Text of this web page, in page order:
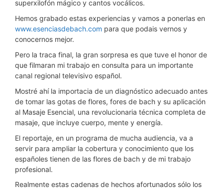
superxilofón mágico y cantos vocálicos.
Hemos grabado estas experiencias y vamos a ponerlas en
www.esenciasdebach.com para que podais vernos y
conocernos mejor.
Pero la traca final, la gran sorpresa es que tuve el honor de
que filmaran mi trabajo en consulta para un importante
canal regional televisivo español.
Mostré ahí la importacia de un diagnóstico adecuado antes
de tomar las gotas de flores, fores de bach y su aplicación
al Masaje Esencial, una revolucionaria técnica completa de
masaje, que incluye cuerpo, mente y energía.
El reportaje, en un programa de mucha audiencia, va a
servir para ampliar la cobertura y conocimiento que los
españoles tienen de las flores de bach y de mi trabajo
profesional.
Realmente estas cadenas de hechos afortunados sólo los